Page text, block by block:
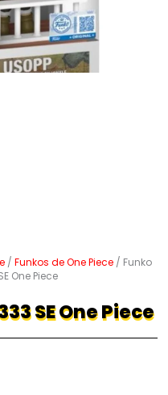
/ Funkos de One Piece / Funko
One Piece
SE One Piece